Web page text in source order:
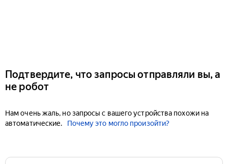
Подтвердите, что запросы отправляли вы, а
не робот
Нам очень жаль, но запросы с вашего устройства похожи на
автоматические.
Почему это могло произойти?